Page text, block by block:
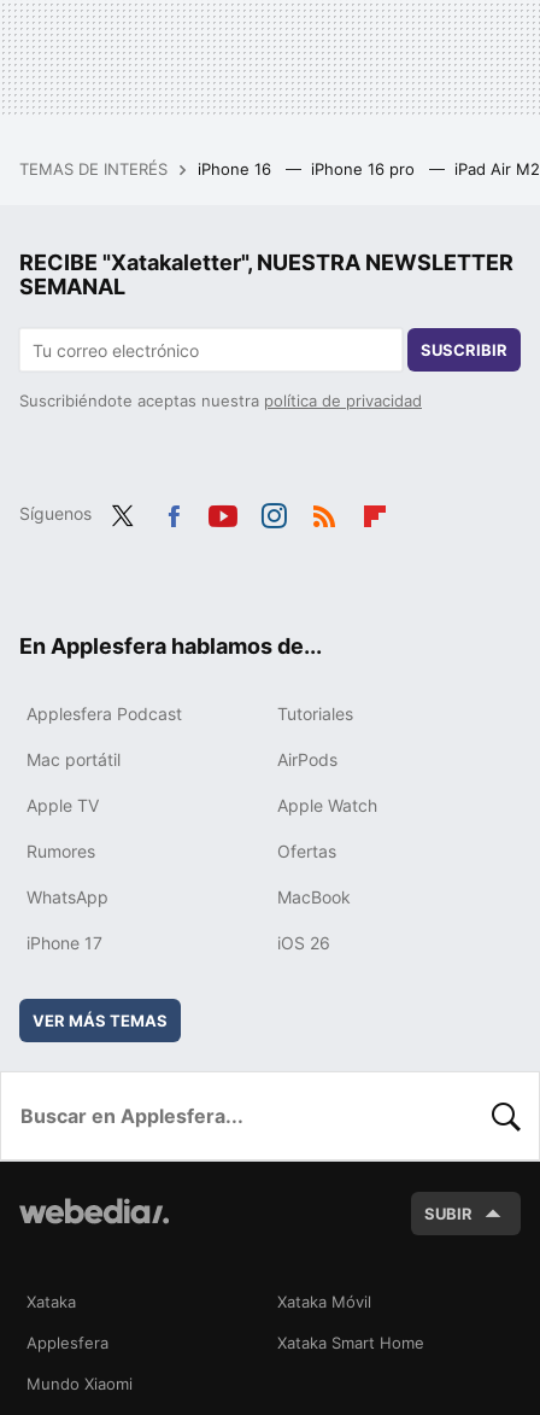
TEMAS DE INTERÉS iPhone 16 iPhone 16 pro iPad Air
RECIBE "Xatakaletter", NUESTRA NEWSLETTER
SEMANAL
SUSCRIBIR
Suscribiéndote aceptas nuestra política de privacidad
Síguenos
En Applesfera hablamos de...
Applesfera Podcast Tutoriales
Mac portátil AirPods
Apple TV Apple Watch
Rumores Ofertas
WhatsApp MacBook
iPhone 17 iOS 26
VER MÁS TEMAS
SUBIR
Xataka Xataka Móvil
Applesfera Xataka Smart Home
Mundo Xiaomi